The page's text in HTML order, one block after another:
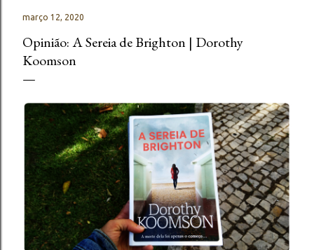
março 12, 2020
Opinião: A Sereia de Brighton | Dorothy
Koomson